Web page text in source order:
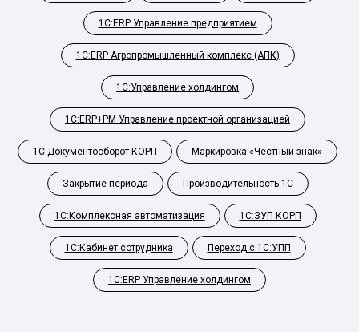
1С:ERP Управление предприятием
1С:ERP Агропромышленный комплекс (АПК)
1С:Управление холдингом
1С:ERP+PM Управление проектной организацией
1С:Документооборот КОРП Маркировка «Честный знак»
Закрытие периода Производительность 1С
1С:Комплексная автоматизация 1С:ЗУП КОРП
1С:Кабинет сотрудника Переход с 1С:УПП
1С:ERP Управление холдингом